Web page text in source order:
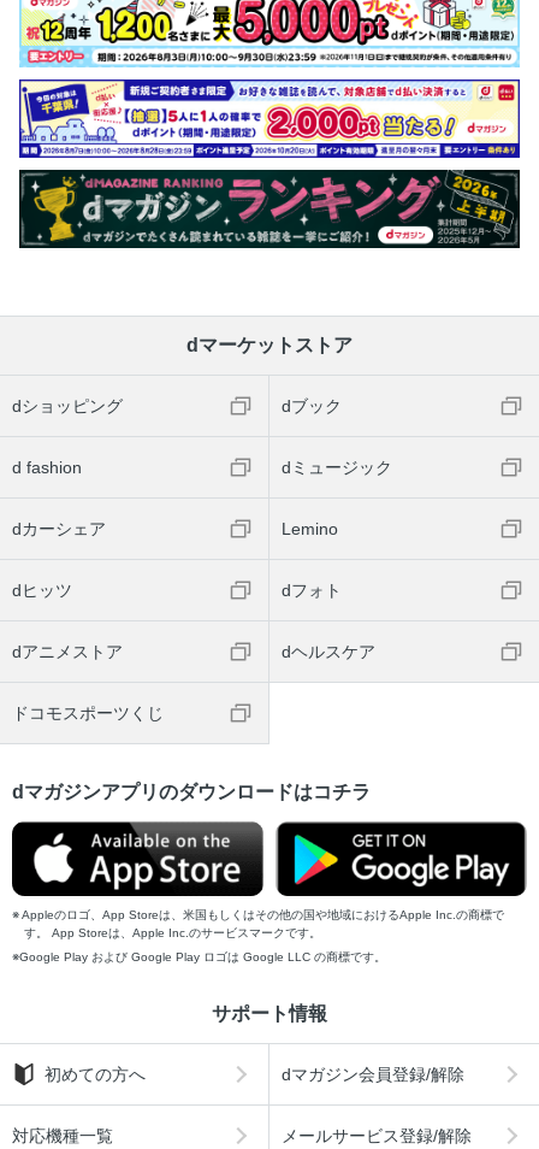
dマーケットストア
dショッピング dブック
d fashion dミュージック
dカーシェア Lemino
dヒッツ dフォト
dアニメストア dヘルスケア
ドコモスポーツくじ
dマガジンアプリのダウンロードはコチラ
Appleのロゴ、App Storeは、米国もしくはその他の国や地域におけるApple Inc.の商標で
す。 App Storeは、Apple Inc.のサービスマークです。
Google Play および Google Play ロゴは Google LLC の商標です。
サポート情報
初めての方へ dマガジン会員登録/解除
対応機種一覧 メールサービス登録/解除